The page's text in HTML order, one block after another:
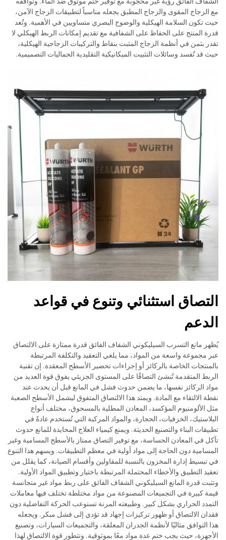
مع الزجاج المقوى والزجاج المطبق يجعله مناسباً لتطبيقات الزجاج الآمن،
حيث تكون السلامة الهيكلية والوضوح البصري متساويين في الأهمية. وتُعد
قدرة المنتج على الحفاظ على الشفافية مع تقديم إمكانات الربط الهيكلي لا
تقدر بثمن في أنظمة الزجاج المثبت بنقاط والتركيبات الزجاجية الهيكلية،
حيث قد تُفسد وسائلات التثبيت الميكانيكية التقليدية الجماليات التصميمية.
التصاق استثنائي وتنوع في قواعد
الدعم
يُظهر مانع التسرب السيليكوني الشفاف الفائق قدرة ممتازة على الالتصاق
عبر مجموعة واسعة من المواد، مما يلغي التعقيد والتكلفة المرتبطة
بالمنتجات الخاصة بالركائز أو إجراءات تحضير الأسطح المعقدة. إن تقنية
الربط المتقدمة تُنشئ التصاقًا على المستوى الجزيئي يفوق قوة العديد من
مواد الركائز نفسها، ما يضمن حدوث فشل في المانع قبل أن يحدث عند
نقطة الالتقاء مع المادة. ويمتد هذا الالتصاق المتفوق ليشمل الأسطح الصعبة
مثل الألومنيوم المؤكسد، المعادن المطلية بالمسحوق، مختلف أنواع
البلاستيك، الخزفيات، الحجارة، والمواد المركبة التي تُستخدم عادةً في
تطبيقات البناء والتصنيع الحديثة. ويمنع كيمياء العلاج المحايدة للمانع حدوث
تآكل في المعادن الحساسة، مع توفير التصاق ممتاز بالأسطح المسامية وغير
المسامية دون الحاجة إلى مواد أولية في معظم التطبيقات. ويسهم هذا التنوع
في تبسيط إدارة المخزون بالنسبة للمقاولين وأقسام الصيانة، كما يقلل من
تعقيد التطبيق والأخطاء المحتملة المرتبطة باختيار وتطبيق المواد الأولية.
وتثبت قدرة المانع السيليكوني الشفاف الفائق على ربط مواد غير متجانسة
قيمة كبيرة في التجميعات المصنوعة من مواد مختلطة تختلف فيها معاملات
التمدد الحراري بشكل كبير. وطبيعته المرنة تستوعب الحركة التفاضلية دون
فقدان الالتصاق أو ظهور تركيزات إجهاد قد تؤدي إلى فشل مبكر. ويجعله
هذا التوافق مثاليًا لأنظمة الجدران المعلقة، والتجميعات السيارات، وتصنيع
الأجهزة، حيث يجب ختم عدة مواد معًا بموثوقية. وتتطور قوة الالتصاق لهذا